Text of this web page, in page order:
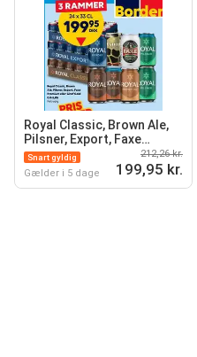
Royal Classic, Brown Ale,
Pilsner, Export, Faxe
Premium eller Giraf Gold
Snart gyldig
Gælder i 5 dage
212,26 kr.
199,95 kr.